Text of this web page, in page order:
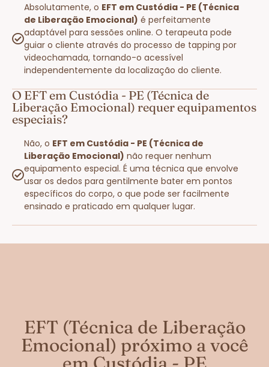
Absolutamente, o EFT em Custódia - PE (Técnica
de Liberação Emocional) é perfeitamente
adaptável para sessões online. O terapeuta pode
guiar o cliente através do processo de tapping por
videochamada, tornando-o acessível
independentemente da localização do cliente.
O EFT em Custódia - PE (Técnica de
Liberação Emocional) requer equipamentos
especiais?
Não, o EFT em Custódia - PE (Técnica de
Liberação Emocional) não requer nenhum
equipamento especial. É uma técnica que envolve
usar os dedos para gentilmente bater em pontos
específicos do corpo, o que pode ser facilmente
ensinado e praticado em qualquer lugar.
EFT (Técnica de Liberação
Emocional) próximo a você